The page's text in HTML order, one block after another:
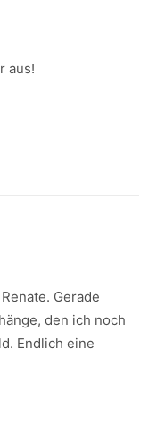
aus!
Gerade
den ich noch
Endlich eine